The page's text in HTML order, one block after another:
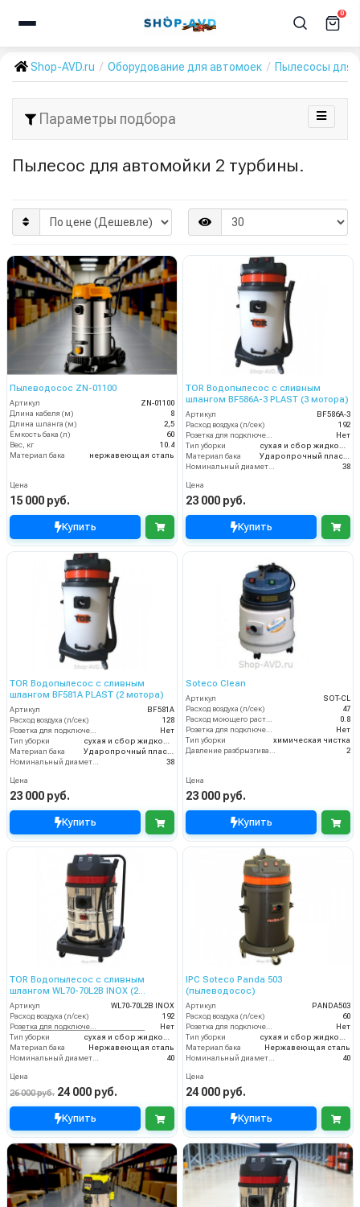
0
Shop-AVD.ru Оборудование для автомоек Пылесосы для
Параметры подбора
Пылесос для автомойки 2 турбины.
Пылеводосос ZN-01100
Артикул
ZN-01100
Длина кабеля (м)
8
Длина шланга (м)
2,5
Ёмкость бака (л)
60
Вес, кг
10.4
Материал бака
нержавеющая сталь
Цена
15 000 руб.
Купить
TOR Водопылесос с сливным
шлангом BF586A-3 PLAST (3 мотора)
Артикул
BF586A-3
Расход воздуха (л/сек)
192
Нет
Тип уборки
Материал бака
38
Цена
23 000 руб.
Купить
TOR Водопылесос с сливным
шлангом BF581A PLAST (2 мотора)
Артикул
BF581A
Расход воздуха (л/сек)
128
Розетка для подключения инструмента
Нет
Тип уборки
сухая и сбор жидкостей
Материал бака
Ударопрочный пластик
Номинальный диаметр принадлежностей (мм)
38
Цена
23 000 руб.
Купить
Soteco Clean
Артикул
SOT-CL
Расход воздуха (л/сек)
47
Расход моющего раствора (л/мин)
0.8
Розетка для подключения инструмента
Нет
Тип уборки
химическая чистка
Давление разбрызгивания моющего раствора (бар)
2
Цена
23 000 руб.
Купить
TOR Водопылесос с сливным
шлангом WL70-70L2B INOX (2
мотора)
Артикул
WL70-70L2B INOX
Расход воздуха (л/сек)
192
Розетка для подключения инструмента
Нет
Тип уборки
сухая и сбор жидкостей
Материал бака
Нержавеющая сталь
Номинальный диаметр принадлежностей (мм)
40
Цена
26 000 руб. 24 000 руб.
Купить
IPC Soteco Panda 503
(пылеводосос)
Артикул
PANDA503
Расход воздуха (л/сек)
60
Розетка для подключения инструмента
Нет
Тип уборки
сухая и сбор жидкостей
Материал бака
Нержавеющая сталь
Номинальный диаметр принадлежностей (мм)
40
Цена
24 000 руб.
Купить